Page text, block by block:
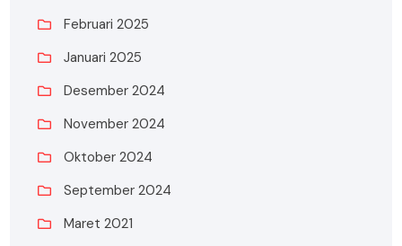
Februari 2025
Januari 2025
Desember 2024
November 2024
Oktober 2024
September 2024
Maret 2021